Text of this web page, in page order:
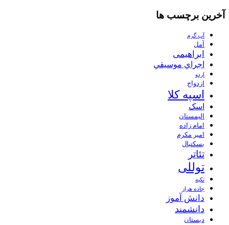
آخرین برچسب ها
آب گرم
آمل
ابراهیمی
اجراي موسيقي
اردو
ازدواج
اسپه کلا
اسک
الیمستان
امام زاده
امیر مکرم
بسکتبال
تئاتر
توللی
تکیه
جاده هراز
دانش آموز
دانشمند
دبستان